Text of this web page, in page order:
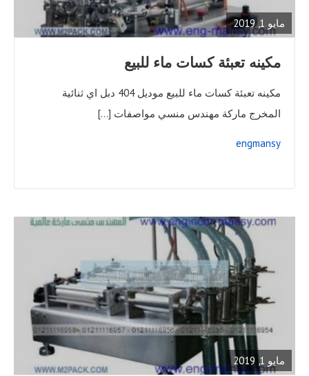
مايو 1, 2019
POST
مكينه تعبئة كسات ماء للبيع
مكينه تعبئة كسات ماء للبيع موديل 404 دبل اي ثنائية
المخرج ماركة مهندس منسي مواصفات […]
engmansy
مايو 1, 2019
READ
FULL